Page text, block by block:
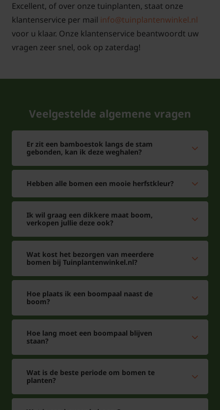
Excellent, of over onze tuinplanten, staat onze
klantenservice per mail info@tuinplantenwinkel.nl
voor u klaar. Onze klantenservice beantwoordt uw
vragen zeer snel, ook op zaterdag!
Veelgestelde algemene vragen
Er zit een bamboestok langs de stam
gebonden, kan ik deze weghalen?
Hebben alle bomen een mooie herfstkleur?
Ik wil graag een dikkere maat boom,
verkopen jullie deze ook?
Wat kost het bezorgen van meerdere
bomen bij Tuinplantenwinkel.nl?
Hoe plaats ik een boompaal naast de
boom?
Hoe lang moet een boompaal blijven
staan?
Wat is de beste periode om bomen te
planten?